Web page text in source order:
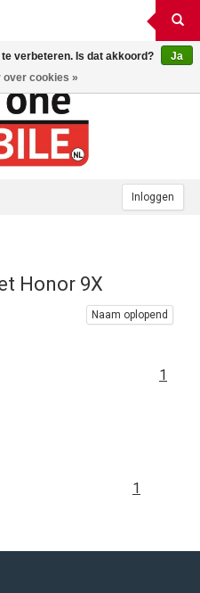
Inloggen
Honor 9X
Naam oplopend
1
1
verbeteren. Is dat akkoord?
Ja
over cookies »